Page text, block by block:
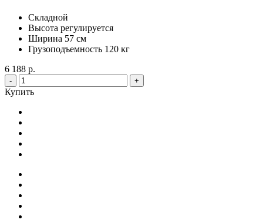
Складной
Высота регулируется
Ширина 57 см
Грузоподъемность 120 кг
6 188 р.
- +
Купить